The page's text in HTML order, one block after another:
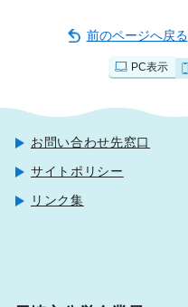
前のページへ戻る
PC表示
お問い合わせ先窓口
サイトポリシー
リンク集